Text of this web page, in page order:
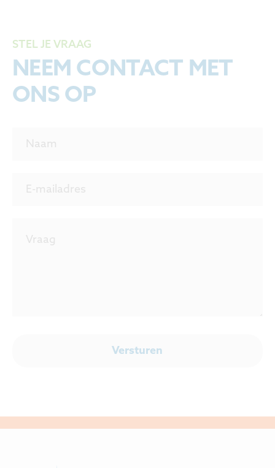
STEL JE VRAAG
NEEM CONTACT MET
ONS OP